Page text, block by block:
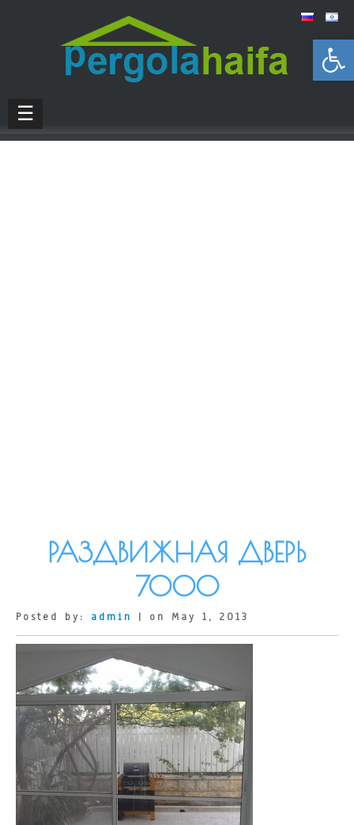
Открыть панель инструментов
☰
РАЗДВИЖНАЯ ДВЕРЬ
7000
Posted by: admin | on May 1, 2013